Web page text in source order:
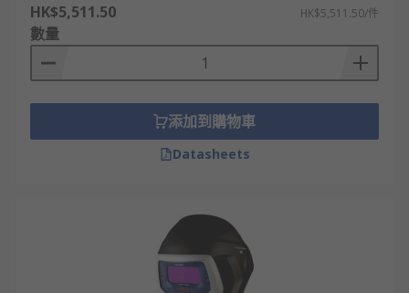
HK$5,511.50 HK$5,511.50/件
數量
添加到購物車
Datasheets